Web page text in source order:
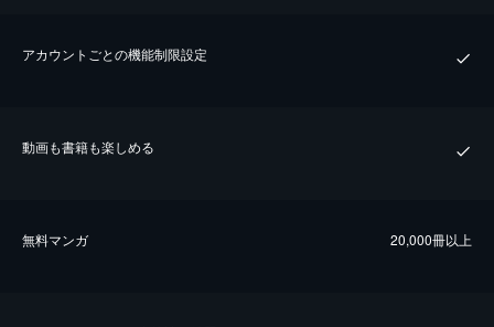
アカウントごとの機能制限設定
動画も書籍も楽しめる
無料マンガ 20,000冊以上